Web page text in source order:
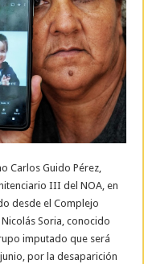
Carlos Guido Pérez,
III del NOA, en
desde el Complejo
Soria, conocido
imputado que será
por la desaparición